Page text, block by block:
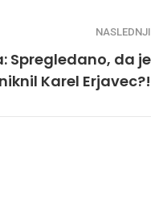
NASLEDNJI
Spregledano, da je
Karel Erjavec?!